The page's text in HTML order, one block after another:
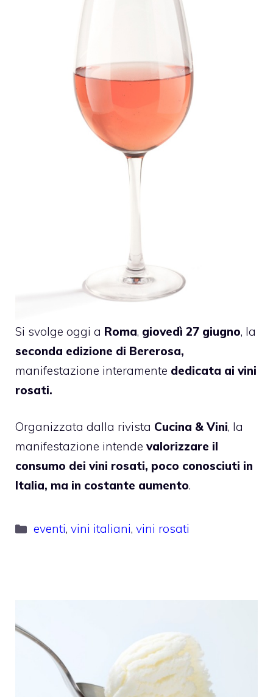
Si svolge oggi a Roma, giovedì 27 giugno, la
seconda edizione di Bererosa,
manifestazione interamente dedicata ai vini
rosati.
Organizzata dalla rivista Cucina & Vini, la
manifestazione intende valorizzare il
consumo dei vini rosati, poco conosciuti in
Italia, ma in costante aumento.
Categorie
eventi,vini italiani,vini rosati